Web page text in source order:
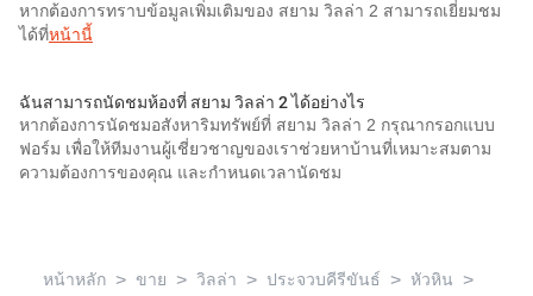
หากต้องการทราบข้อมูลเพิ่มเติมของ สยาม วิลล่า 2 สามารถเยี่ยมชม
ได้ที่หน้านี้
ฉันสามารถนัดชมห้องที่ สยาม วิลล่า 2 ได้อย่างไร
หากต้องการนัดชมอสังหาริมทรัพย์ที่ สยาม วิลล่า 2 กรุณากรอกแบบ
ฟอร์ม เพื่อให้ทีมงานผู้เชี่ยวชาญของเราช่วยหาบ้านที่เหมาะสมตาม
ความต้องการของคุณ และกำหนดเวลานัดชม
หน้าหลัก > ขาย > วิลล่า > ประจวบคีรีขันธ์ > หัวหิน >